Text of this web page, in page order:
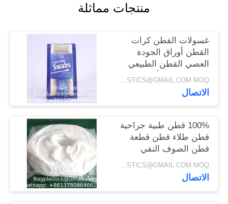
منتجات مماثلة
غسولات القطن كرات
القطن أوراق الجودة
العصي القطن الطبيعي
النقي 100% رأس القطن
في بطاقة البثور
INQUIRY: BAGPLASTICS@GMAIL.COM MOQ:الـ (واتس اب) +8613780964661
الاتصال
100% قطن طبية جراحية
قطن طلاء قطن قطعة
قطن الصوف النقي
قطعة قطعة قطن
الصوف المادة الأصلية
لقطن براعم
INQUIRY: BAGPLASTICS@GMAIL.COM MOQ:الـ (واتس اب) +8613780964661
الاتصال